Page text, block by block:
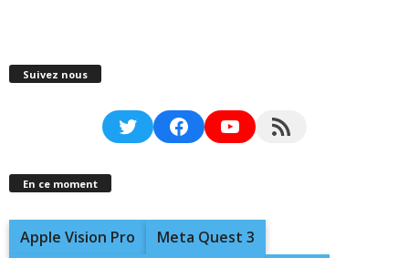
Suivez nous
TwitterFacebookYouTubeRSS Feed
En ce moment
Apple Vision Pro
Meta Quest 3